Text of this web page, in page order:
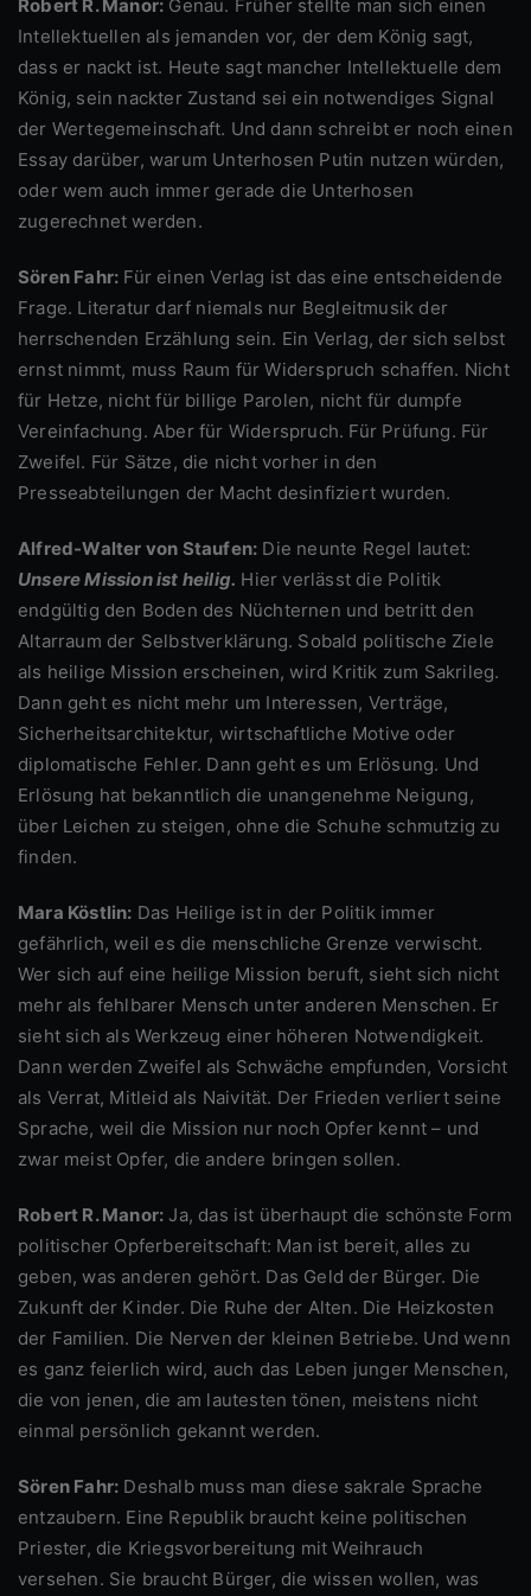
Robert R. Manor: Genau. Früher stellte man sich einen
Intellektuellen als jemanden vor, der dem König sagt,
dass er nackt ist. Heute sagt mancher Intellektuelle dem
König, sein nackter Zustand sei ein notwendiges Signal
der Wertegemeinschaft. Und dann schreibt er noch einen
Essay darüber, warum Unterhosen Putin nutzen würden,
oder wem auch immer gerade die Unterhosen
zugerechnet werden.
Sören Fahr: Für einen Verlag ist das eine entscheidende
Frage. Literatur darf niemals nur Begleitmusik der
herrschenden Erzählung sein. Ein Verlag, der sich selbst
ernst nimmt, muss Raum für Widerspruch schaffen. Nicht
für Hetze, nicht für billige Parolen, nicht für dumpfe
Vereinfachung. Aber für Widerspruch. Für Prüfung. Für
Zweifel. Für Sätze, die nicht vorher in den
Presseabteilungen der Macht desinfiziert wurden.
Alfred-Walter von Staufen: Die neunte Regel lautet:
Unsere Mission ist heilig. Hier verlässt die Politik
endgültig den Boden des Nüchternen und betritt den
Altarraum der Selbstverklärung. Sobald politische Ziele
als heilige Mission erscheinen, wird Kritik zum Sakrileg.
Dann geht es nicht mehr um Interessen, Verträge,
Sicherheitsarchitektur, wirtschaftliche Motive oder
diplomatische Fehler. Dann geht es um Erlösung. Und
Erlösung hat bekanntlich die unangenehme Neigung,
über Leichen zu steigen, ohne die Schuhe schmutzig zu
finden.
Mara Köstlin: Das Heilige ist in der Politik immer
gefährlich, weil es die menschliche Grenze verwischt.
Wer sich auf eine heilige Mission beruft, sieht sich nicht
mehr als fehlbarer Mensch unter anderen Menschen. Er
sieht sich als Werkzeug einer höheren Notwendigkeit.
Dann werden Zweifel als Schwäche empfunden, Vorsicht
als Verrat, Mitleid als Naivität. Der Frieden verliert seine
Sprache, weil die Mission nur noch Opfer kennt – und
zwar meist Opfer, die andere bringen sollen.
Robert R. Manor: Ja, das ist überhaupt die schönste Form
politischer Opferbereitschaft: Man ist bereit, alles zu
geben, was anderen gehört. Das Geld der Bürger. Die
Zukunft der Kinder. Die Ruhe der Alten. Die Heizkosten
der Familien. Die Nerven der kleinen Betriebe. Und wenn
es ganz feierlich wird, auch das Leben junger Menschen,
die von jenen, die am lautesten tönen, meistens nicht
einmal persönlich gekannt werden.
Sören Fahr: Deshalb muss man diese sakrale Sprache
entzaubern. Eine Republik braucht keine politischen
Priester, die Kriegsvorbereitung mit Weihrauch
versehen. Sie braucht Bürger, die wissen wollen, was